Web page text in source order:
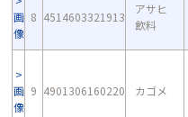
画
像
8 4514603321913
アサヒ
飲料
画
像
9 4901306160220 カゴメ